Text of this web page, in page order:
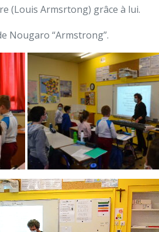
(Louis Armsrtong) grâce à lui.
Nougaro “Armstrong”.